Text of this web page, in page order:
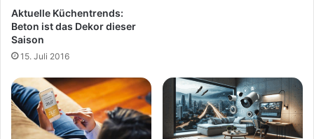
Aktuelle Küchentrends:
Beton ist das Dekor dieser
Saison
15. Juli 2016